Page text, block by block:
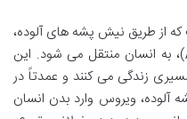
از طریق نیش پشه های آلوده،
به ویژه پشه آئدس (Aedes aegypti)، به انسان منتقل می شود. این
زندگی می کنند و عمدتاً در
ویروس وارد بدن انسان